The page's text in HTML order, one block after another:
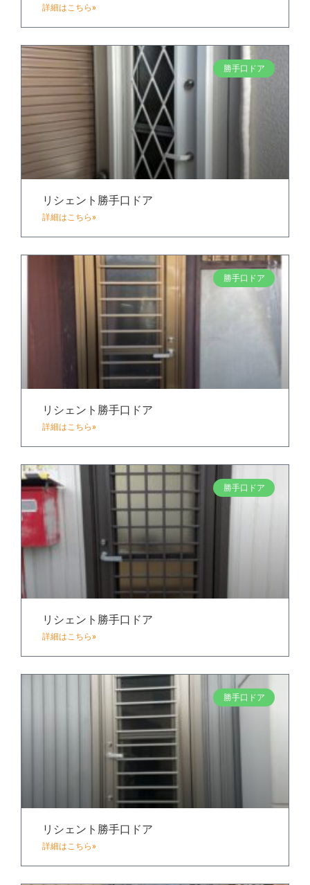
詳細はこちら»
勝手口ドア
リシェント勝手口ドア
詳細はこちら»
勝手口ドア
リシェント勝手口ドア
詳細はこちら»
勝手口ドア
リシェント勝手口ドア
詳細はこちら»
勝手口ドア
リシェント勝手口ドア
詳細はこちら»